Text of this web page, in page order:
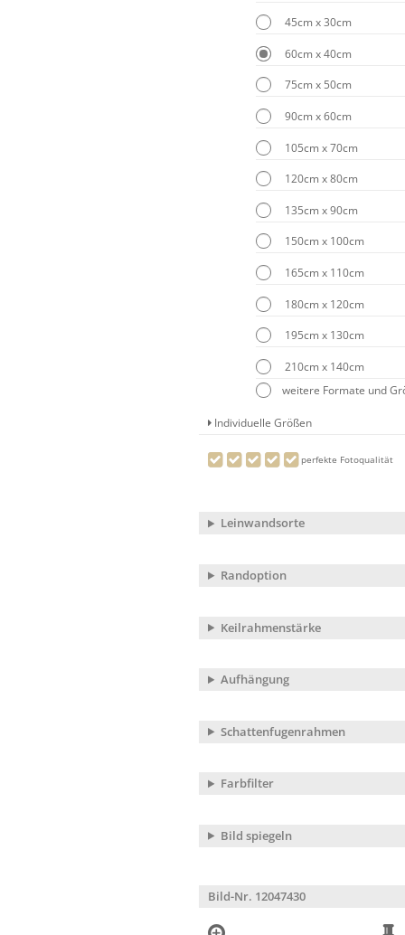
45cm x 30cm
60cm x 40cm
75cm x 50cm
90cm x 60cm
105cm x 70cm
120cm x 80cm
135cm x 90cm
150cm x 100cm
165cm x 110cm
180cm x 120cm
195cm x 130cm
210cm x 140cm
weitere Formate und
Individuelle Größen
perfekte Fotoqualität
Leinwandsorte
Randoption
Keilrahmenstärke
Aufhängung
Schattenfugenrahmen
Farbfilter
Bild spiegeln
Bild-Nr. 12047430